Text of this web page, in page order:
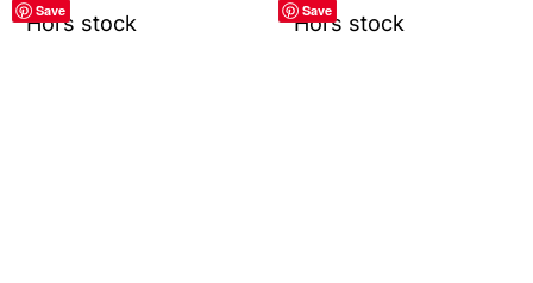
Save
Hors stock Save
Hors stock